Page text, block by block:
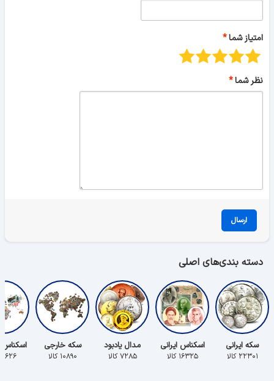
امتیاز شما
نظر شما
ارسال
دسته بندی‌های اصلی
سکه ایرانی
۲۲۳۰۱ کالا
اسکناس ایرانی
۱۶۳۲۵ کالا
مدال یادبود
۷۲۸۵ کالا
سکه خارجی
۱۰۸۹۰ کالا ۵۶۲۶ کالا